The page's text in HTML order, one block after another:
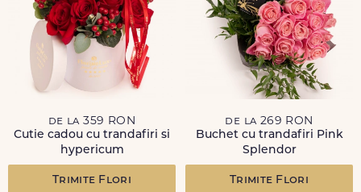
de la 359 RON
Cutie cadou cu trandafiri si
hypericum
Trimite Flori
de la 269 RON
Buchet cu trandafiri Pink
Splendor
Trimite Flori